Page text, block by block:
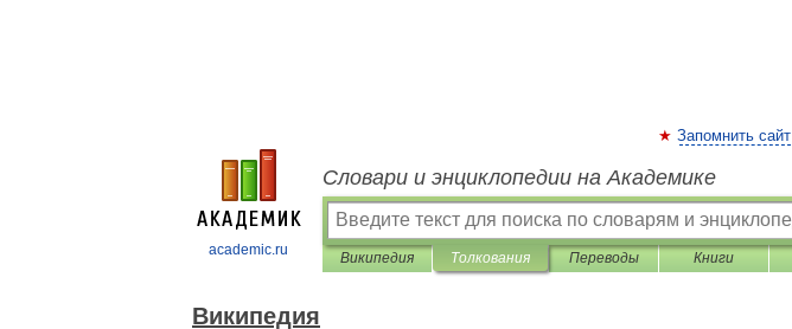
academic.ru
Запомнить сайт
Словари и энциклопедии на Академике
Википедия Толкования Переводы Книги
Википедия